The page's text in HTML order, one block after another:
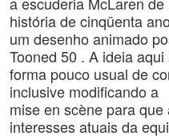
história de cinqüenta
um desenho animado
Tooned 50 . A ideia
forma pouco usual de
inclusive modificando a
mise en scène para
interesses atuais da